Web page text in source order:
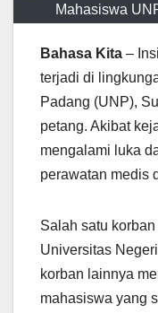
Mahasiswa
Bahasa Kita –
terjadi di
Padang (UNP),
petang. Akibat
mengalami luka
perawatan medis
Salah satu
Universitas
korban lainnya
mahasiswa yang